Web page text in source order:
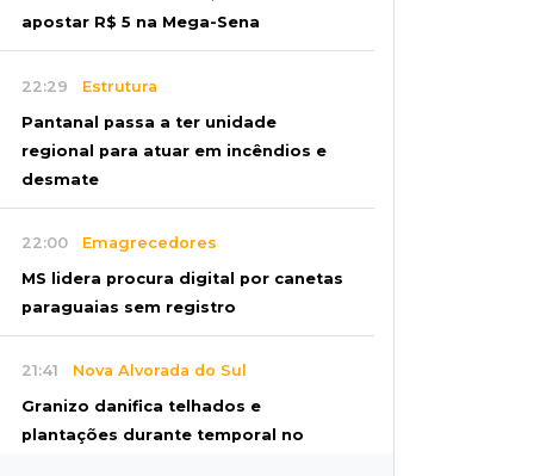
apostar R$ 5 na Mega-Sena
22:29 Estrutura
Pantanal passa a ter unidade
regional para atuar em incêndios e
desmate
22:00 Emagrecedores
MS lidera procura digital por canetas
paraguaias sem registro
21:41 Nova Alvorada do Sul
Granizo danifica telhados e
plantações durante temporal no